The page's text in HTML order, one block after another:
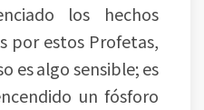
los hechos
por estos Profetas,
es algo sensible; es
un fósforo